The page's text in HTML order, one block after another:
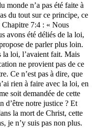
monde n’a pas été faite à
du tout sur ce principe, ce
Chapitre 7:4 : « Nous
avons été déliés de la loi,
de parler plus loin.
la loi, l’avaient fait. Mais
ne provient pas de ce
Ce n’est pas à dire, que
rien à faire avec la loi, en
soit demandée de cette
d’être notre justice ? Et
la mort de Christ, cette
je n’y suis pas non plus.